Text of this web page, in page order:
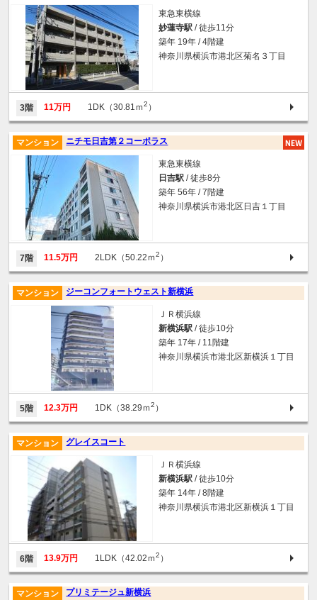
東急東横線
妙蓮寺駅 / 徒歩11分
築年 19年 / 4階建
神奈川県横浜市港北区菊名３丁目
3階 11万円 1DK（30.81ｍ2 ）
ニチモ日吉第２コーポラス
マンション
東急東横線
日吉駅 / 徒歩8分
築年 56年 / 7階建
神奈川県横浜市港北区日吉１丁目
7階 11.5万円 2LDK（50.22ｍ2 ）
ジーコンフォートウェスト新横浜
マンション
ＪＲ横浜線
新横浜駅 / 徒歩10分
築年 17年 / 11階建
神奈川県横浜市港北区新横浜１丁目
5階 12.3万円 1DK（38.29ｍ2 ）
グレイスコート
マンション
ＪＲ横浜線
新横浜駅 / 徒歩10分
築年 14年 / 8階建
神奈川県横浜市港北区新横浜１丁目
6階 13.9万円 1LDK（42.02ｍ2 ）
プリミテージュ新横浜
マンション